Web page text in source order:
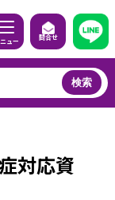
検索
対応資
ュー
問合せ